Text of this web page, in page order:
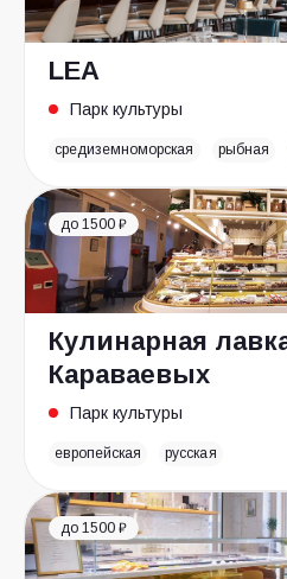
LEA
Парк культуры
средиземноморская рыбная
до 1500 ₽
Кулинарная
Караваевых
Парк культуры
европейская русская
до 1500 ₽